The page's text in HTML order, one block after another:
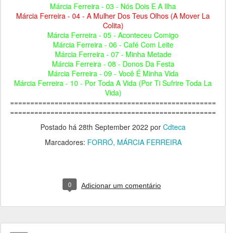
Márcia Ferreira - 03 - Nós Dois E A Ilha
Márcia Ferreira - 04 - A Mulher Dos Teus Olhos (A Mover La
Colita)
Márcia Ferreira - 05 - Aconteceu Comigo
Márcia Ferreira - 06 - Café Com Leite
Márcia Ferreira - 07 - Minha Metade
Márcia Ferreira - 08 - Donos Da Festa
Márcia Ferreira - 09 - Você É Minha Vida
Márcia Ferreira - 10 - Por Toda A Vida (Por Ti Sufrire Toda La
Vida)
===================================================
===================================================
Postado há 28th September 2022 por Cdteca
Marcadores: FORRÓ MÁRCIA FERREIRA
0 Adicionar um comentário